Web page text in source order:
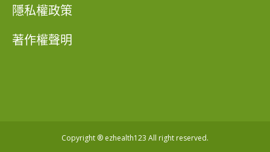
隱私權政策
著作權聲明
Copyright ® ezhealth123 All right reserved.